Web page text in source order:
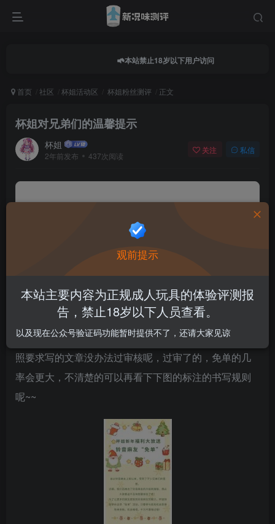
本站禁止18岁以下用户访问
首页 社区 杯姐活动区 杯姐粉丝测评 正文
杯姐对兄弟们的温馨提示
杯姐
2年前发布 437次阅读
关注 私信
★★★★
杯姐给大家的话
希望参与测评的兄弟，可以认真对待测评文，那种不按
照要求写的文章没办法过审核呢，过审了的，免单的几
率会更大，不清楚的可以再看下下图的标注的书写规则
呢~~
观前提示
本站主要内容为正规成人玩具的体验评测报
告，禁止18岁以下人员查看。
以及现在公众号验证码功能暂时提供不了，还请大家见谅